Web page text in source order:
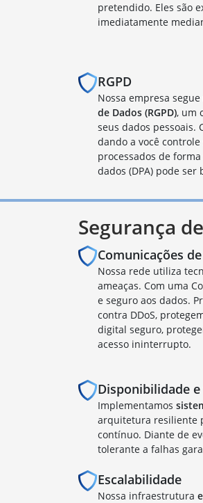
pretendido. Eles são
imediatamente
RGPD
Nossa empresa
de Dados (RGPD), um
seus dados pessoais.
dando a você
processados de forma
dados (DPA) pode
Segurança
Comunicações
Nossa rede utiliza
ameaças. Com uma
e seguro aos dados.
contra DDoS,
digital seguro,
acesso ininterrupto.
Disponibilidade
Implementamos
arquitetura resiliente
contínuo. Diante de
tolerante a falhas
Escalabilidade
Nossa infraestrutura